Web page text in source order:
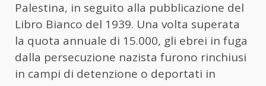
Palestina, in seguito alla pubblicazione del
Libro Bianco del 1939. Una volta superata
la quota annuale di 15.000, gli ebrei in fuga
dalla persecuzione nazista furono rinchiusi
in campi di detenzione o deportati in